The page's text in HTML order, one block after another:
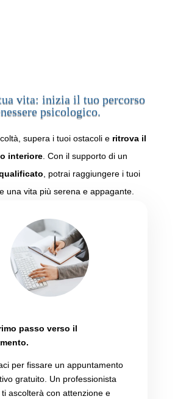
vita: inizia il tuo percorso
psicologico.
supera i tuoi ostacoli e ritrova il
interiore. Con il supporto di un
potrai raggiungere i tuoi
una vita più serena e appagante.
passo verso il
per fissare un appuntamento
gratuito. Un professionista
ascolterà con attenzione e